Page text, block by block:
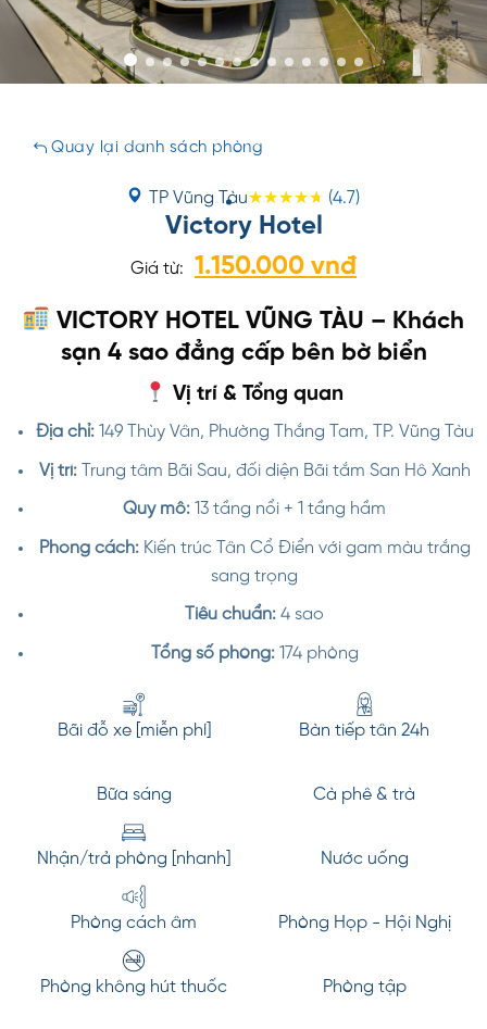
Quay lại danh sách phòng
TP Vũng Tàu (4.7)
Victory Hotel
Giá từ: 1.150.000 vnđ
VICTORY HOTEL VŨNG TÀU – Khách
sạn 4 sao đẳng cấp bên bờ biển
Vị trí & Tổng quan
Địa chỉ:149 Thùy Vân, Phường Thắng Tam, TP. Vũng Tàu
Vị trí:Trung tâm Bãi Sau, đối diện Bãi tắm San Hô Xanh
Quy mô: 13 tầng nổi + 1 tầng hầm
Phong cách:Kiến trúc Tân Cổ Điển với gam màu trắng
sang trọng
Tiêu chuẩn: 4 sao
Tổng số phòng:174 phòng
Bãi đỗ xe [miễn phí] Bàn tiếp tân 24h
Bữa sáng Cà phê & trà
Nhận/trả phòng [nhanh] Nước uống
Phòng cách âm Phòng Họp - Hội Nghị
Phòng không hút thuốc Phòng tập